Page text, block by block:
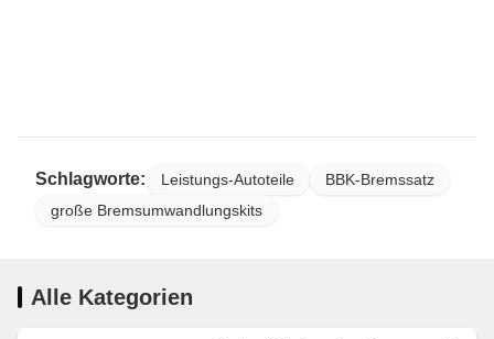
Schlagworte: Leistungs-Autoteile
BBK-Bremssatz
große Bremsumwandlungskits
Alle Kategorien